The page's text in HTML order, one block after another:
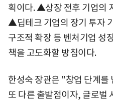
획이다. ▲상장 전후 기업의
▲딥테크 기업의 장기 투자
구조적 확장 등 벤처기업 성
책을 고도화할 방침이다.
한성숙 장관은 "창업 단계를
또 다른 출발점이자, 글로벌